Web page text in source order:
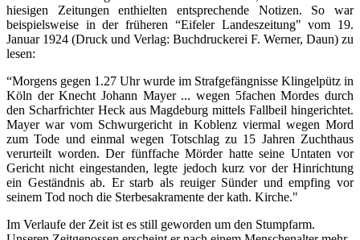
hiesigen Zeitungen enthielten entsprechende Notizen. So war
beispielsweise in der früheren “Eifeler Landeszeitung" vom 19.
Januar 1924 (Druck und Verlag: Buchdruckerei F. Werner, Daun) zu
lesen:
“Morgens gegen 1.27 Uhr wurde im Strafgefängnisse Klingelpütz in
Köln der Knecht Johann Mayer ... wegen 5fachen Mordes durch
den Scharfrichter Heck aus Magdeburg mittels Fallbeil hingerichtet.
Mayer war vom Schwurgericht in Koblenz viermal wegen Mord
zum Tode und einmal wegen Totschlag zu 15 Jahren Zuchthaus
verurteilt worden. Der fünffache Mörder hatte seine Untaten vor
Gericht nicht eingestanden, legte jedoch kurz vor der Hinrichtung
ein Geständnis ab. Er starb als reuiger Sünder und empfing vor
seinem Tod noch die Sterbesakramente der kath. Kirche."
Im Verlaufe der Zeit ist es still geworden um den Stumpfarm.